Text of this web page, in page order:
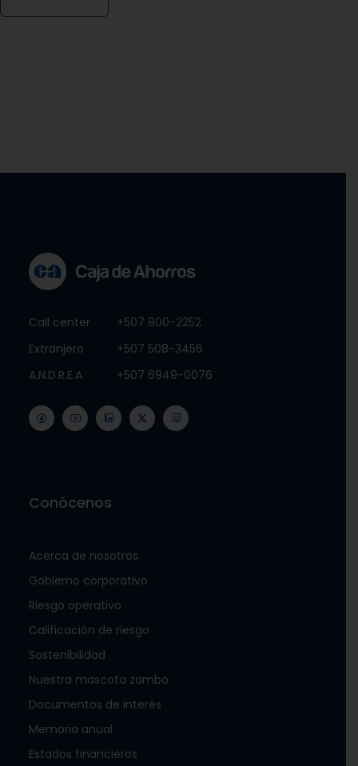
Call center
+507 800-2252
Extranjero
+507 508-3456
A.N.D.R.E.A
+507 6949-0076
Conócenos
Acerca de nosotros
Gobierno corporativo
Riesgo operativo
Calificación de riesgo
Sostenibilidad
Nuestra mascota zambo
Documentos de interés
Memoria anual
Estados financieros